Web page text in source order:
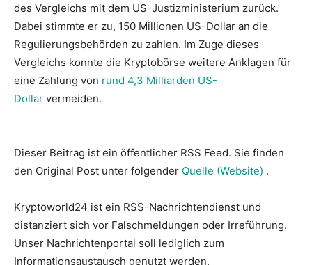
des Vergleichs mit dem US-Justizministerium zurück.
Dabei stimmte er zu, 150 Millionen US-Dollar an die
Regulierungsbehörden zu zahlen. Im Zuge dieses
Vergleichs konnte die Kryptobörse weitere Anklagen für
eine Zahlung von rund 4,3 Milliarden US-
Dollar vermeiden.
Dieser Beitrag ist ein öffentlicher RSS Feed. Sie finden
den Original Post unter folgender Quelle (Website) .
Kryptoworld24 ist ein RSS-Nachrichtendienst und
distanziert sich vor Falschmeldungen oder Irreführung.
Unser Nachrichtenportal soll lediglich zum
Informationsaustausch genutzt werden.